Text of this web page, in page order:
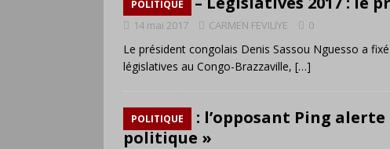
POLITIQUE
14 mai 2017 CARMEN FEVILIYE 0
Le président congolais Denis Sassou Nguesso a
législatives au Congo-Brazzaville, […]
POLITIQUE
Gabon : l’opposant Ping
politique »